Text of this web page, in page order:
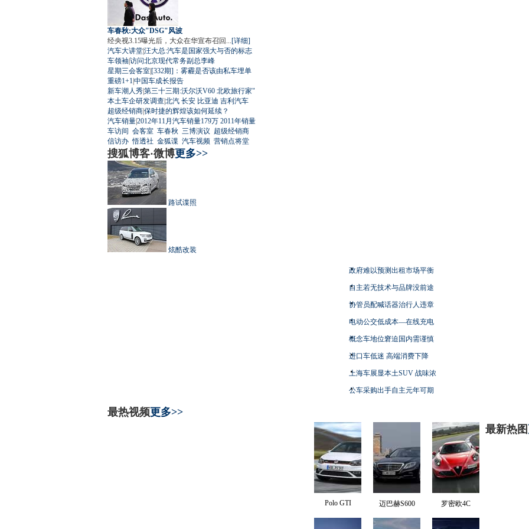
车春秋:大众"DSG"风波
经央视3.15曝光后，大众在华宣布召回... [详细]
汽车大讲堂|汪大总:汽车是国家强大与否的标志
车领袖|访问北京现代常务副总李峰
星期三会客室|[332期]：雾霾是否该由私车埋单
重磅1+1 |中国车成长报告
新车潮人秀|第三十三期:沃尔沃V60 北欧旅行家"
本土车企研发调查|北汽 长安 比亚迪 吉利汽车
超级经销商|保时捷的辉煌该如何延续？
汽车销量|2012年11月汽车销量179万 2011年销量
车访间 会客室 车春秋 三博演议 超级经销商
信访办 悟透社 金狐谍 汽车视频 营销点将堂
搜狐博客·微博更多>>
路试谍照
炫酷改装
政府难以预测出租市场平衡
自主若无技术与品牌没前途
协管员配喊话器治行人违章
电动公交低成本—在线充电
概念车地位窘迫国内需谨慎
进口车低迷 高端消费下降
上海车展显本土SUV 战味浓
公车采购出手自主元年可期
最热视频更多>>
Polo GTI 迈巴赫S600 罗密欧4C
最新热图